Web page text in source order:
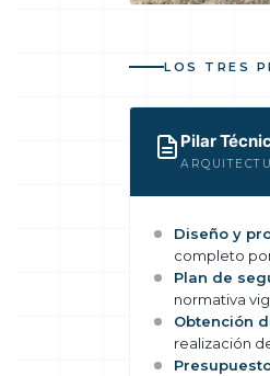
LOS TRES
Pilar
Diseño y
completo
Plan de
normativa
Obtención
realización